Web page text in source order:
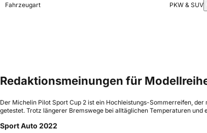
Fahrzeugart PKW & SUV
Redaktionsmeinungen für
Der Michelin Pilot Sport Cup 2 ist ein Hochleistungs-Sommerreifen,
getestet. Trotz längerer Bremswege bei alltäglichen Temperaturen
Sport Auto 2022